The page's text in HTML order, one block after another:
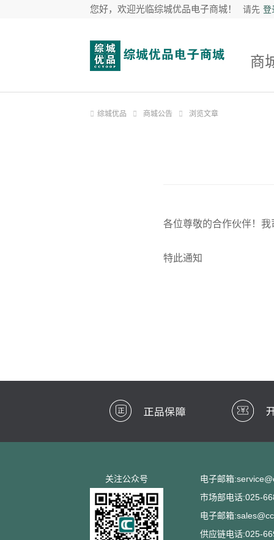
您好，欢迎光临综城优品电子商城！ 请先 登
商
综城优品 商城公告 浏览文章
各位尊敬的合作伙伴！
特此通知
关注公众号
电子邮箱
市场部电话:025-
电子邮箱
供应链电话:025-